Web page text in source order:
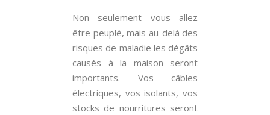
Non seulement vous allez
être peuplé, mais au-delà des
risques de maladie les dégâts
causés à la maison seront
importants. Vos câbles
électriques, vos isolants, vos
stocks de nourritures seront